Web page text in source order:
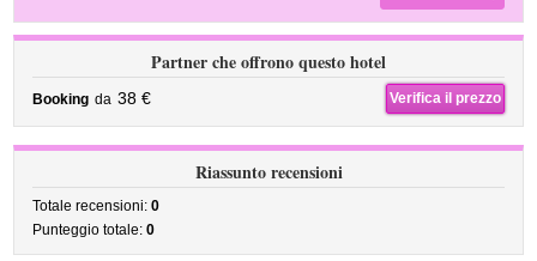
Partner che offrono questo hotel
Booking da 38 € Verifica il prezzo
Riassunto recensioni
Totale recensioni:0
Punteggio totale:0